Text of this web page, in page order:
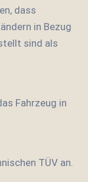
dass
in Bezug
sind als
Fahrzeug in
TÜV an.